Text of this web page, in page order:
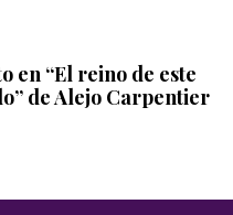
en “El reino de este
de Alejo Carpentier